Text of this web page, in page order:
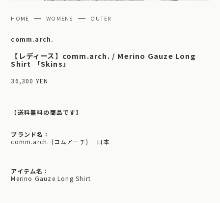
HOME WOMENS OUTER
comm.arch.
【レディース】comm.arch. / Merino Gauze Long
Shirt 「Skins」
36,300 YEN
【送料無料の商品です】
ブランド名：
comm.arch. (コムアーチ) 日本
アイテム名：
Merino Gauze Long Shirt